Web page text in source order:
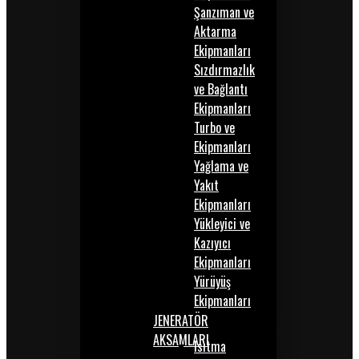
Şanzıman ve
Aktarma
Ekipmanları
Sızdırmazlık
ve Bağlantı
Ekipmanları
Turbo ve
Ekipmanları
Yağlama ve
Yakıt
Ekipmanları
Yükleyici ve
Kazıyıcı
Ekipmanları
Yürüyüş
Ekipmanları
JENERATÖR
AKSAMLARIIsıtma